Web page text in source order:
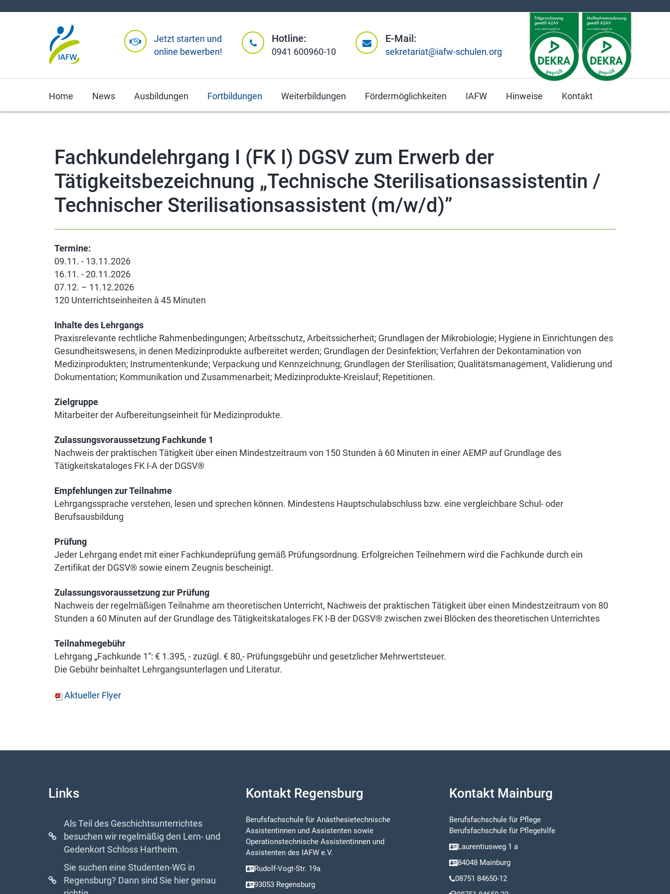
Jetzt starten und
online bewerben!
Hotline:
0941 600960-10
E-Mail:
sekretariat@iafw-schulen.org
Home News Ausbildungen Fortbildungen Weiterbildungen Fördermöglichkeiten IAFW Hinweise Kontakt
Fachkundelehrgang I (FK I) DGSV zum Erwerb der
Tätigkeitsbezeichnung „Technische Sterilisationsassistentin /
Technischer Sterilisationsassistent (m/w/d)”
Termine:
09.11. - 13.11.2026
16.11. - 20.11.2026
07.12. – 11.12.2026
120 Unterrichtseinheiten à 45 Minuten
Inhalte des Lehrgangs
Praxisrelevante rechtliche Rahmenbedingungen; Arbeitsschutz, Arbeitssicherheit; Grundlagen der Mikrobiologie; Hygiene in Einrichtungen des
Gesundheitswesens, in denen Medizinprodukte aufbereitet werden; Grundlagen der Desinfektion; Verfahren der Dekontamination von
Medizinprodukten; Instrumentenkunde; Verpackung und Kennzeichnung; Grundlagen der Sterilisation; Qualitätsmanagement, Validierung und
Dokumentation; Kommunikation und Zusammenarbeit; Medizinprodukte-Kreislauf; Repetitionen.
Zielgruppe
Mitarbeiter der Aufbereitungseinheit für Medizinprodukte.
Zulassungsvoraussetzung Fachkunde 1
Nachweis der praktischen Tätigkeit über einen Mindestzeitraum von 150 Stunden à 60 Minuten in einer AEMP auf Grundlage des
Tätigkeitskataloges FK I-A der DGSV®
Empfehlungen zur Teilnahme
Lehrgangssprache verstehen, lesen und sprechen können. Mindestens Hauptschulabschluss bzw. eine vergleichbare Schul- oder
Berufsausbildung
Prüfung
Jeder Lehrgang endet mit einer Fachkundeprüfung gemäß Prüfungsordnung. Erfolgreichen Teilnehmern wird die Fachkunde durch ein
Zertifikat der DGSV® sowie einem Zeugnis bescheinigt.
Zulassungsvoraussetzung zur Prüfung
Nachweis der regelmäßigen Teilnahme am theoretischen Unterricht, Nachweis der praktischen Tätigkeit über einen Mindestzeitraum von 80
Stunden a 60 Minuten auf der Grundlage des Tätigkeitskataloges FK I-B der DGSV® zwischen zwei Blöcken des theoretischen Unterrichtes
Teilnahmegebühr
Lehrgang „Fachkunde 1“: € 1.395, - zuzügl. € 80,- Prüfungsgebühr und gesetzlicher Mehrwertsteuer.
Die Gebühr beinhaltet Lehrgangsunterlagen und Literatur.
Aktueller Flyer
Links
Als Teil des Geschichtsunterrichtes
besuchen wir regelmäßig den Lern- und
Gedenkort Schloss Hartheim.
Sie suchen eine Studenten-WG in
Regensburg? Dann sind Sie hier genau
Kontakt Regensburg
Berufsfachschule für Anästhesietechnische
Assistentinnen und Assistenten sowie
Operationstechnische Assistentinnen und
Assistenten des IAFW e.V.
Rudolf-Vogt-Str. 19a
93053 Regensburg
Kontakt Mainburg
Berufsfachschule für Pflege
Berufsfachschule für Pflegehilfe
Laurentiusweg 1 a
84048 Mainburg
08751 84650-12